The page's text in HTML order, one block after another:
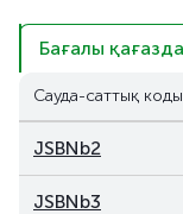
Бағалы
Сауда-саттық коды
JSBNb2
JSBNb3